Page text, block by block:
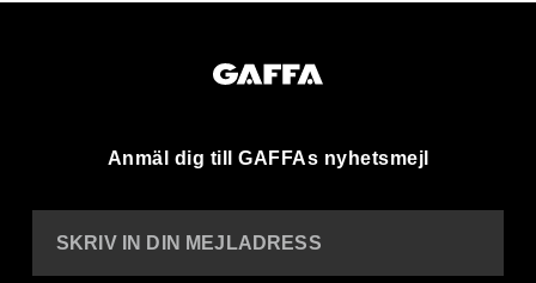
Anmäl dig till GAFFAs nyhetsmejl
SKRIV IN DIN MEJLADRESS